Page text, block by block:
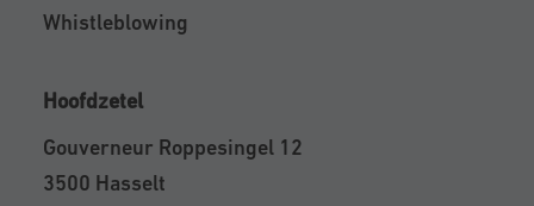
Whistleblowing
Hoofdzetel
Gouverneur Roppesingel 12
3500 Hasselt